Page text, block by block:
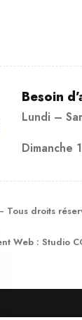
Besoin
Lundi –
Tous droits
Web : Studio